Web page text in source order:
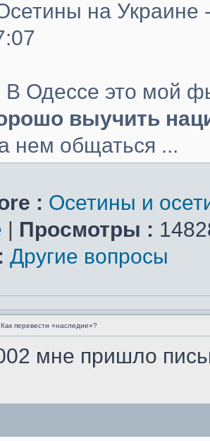
на Украине
Одессе это мой
выучить
нем общаться ...
: Осетины и
| Просмотры :
Другие вопросы
Как перевести «наследие»?
мне пришло